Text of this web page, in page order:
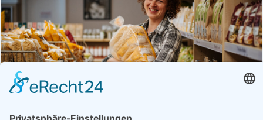
Betrieb Öffnungszeiten